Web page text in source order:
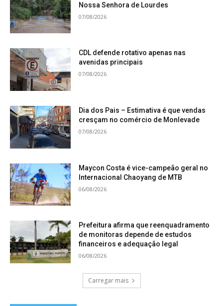
Nossa Senhora de Lourdes
07/08/2026
CDL defende rotativo apenas nas
avenidas principais
07/08/2026
Dia dos Pais – Estimativa é que vendas
cresçam no comércio de Monlevade
07/08/2026
Maycon Costa é vice-campeão geral no
Internacional Chaoyang de MTB
06/08/2026
Prefeitura afirma que reenquadramento
de monitoras depende de estudos
financeiros e adequação legal
06/08/2026
Carregar mais